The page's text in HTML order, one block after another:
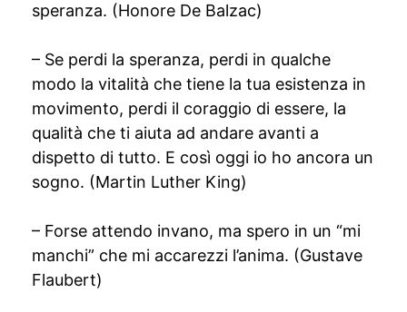
speranza. (Honore De Balzac)
– Se perdi la speranza, perdi in qualche
modo la vitalità che tiene la tua esistenza in
movimento, perdi il coraggio di essere, la
qualità che ti aiuta ad andare avanti a
dispetto di tutto. E così oggi io ho ancora un
sogno. (Martin Luther King)
– Forse attendo invano, ma spero in un “mi
manchi” che mi accarezzi l’anima. (Gustave
Flaubert)